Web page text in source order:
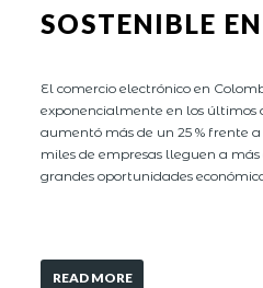
SOSTENIBLE
El comercio electrónico en
exponencialmente en los últimos
aumentó más de un 25 % frente
miles de empresas lleguen a
grandes oportunidades
READ MORE